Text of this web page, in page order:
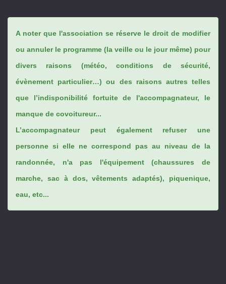
A noter que l'association se réserve le droit de modifier
ou annuler le programme (la veille ou le jour même) pour
divers raisons (météo, conditions de sécurité,
évènement particulier…) ou des raisons autres telles
que l’indisponibilité fortuite de l'accompagnateur, le
manque de covoitureur...
L’accompagnateur peut également refuser une
personne si elle ne correspond pas au niveau de la
randonnée, n'a pas l'équipement (chaussures de
marche, sac à dos, vêtements adaptés), piquenique,
eau, etc...